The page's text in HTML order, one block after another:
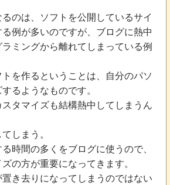
のは、ソフトを公開しているサイ
例が多いのですが、ブログに熱中
ミングから離れてしまっている例
を作るということは、自分のパソ
るようなものです。
タマイズも結構熱中してしまうん
しまう。
時間の多くをブログに使うので、
の方が重要になってきます。
き去りになってしまうのではない